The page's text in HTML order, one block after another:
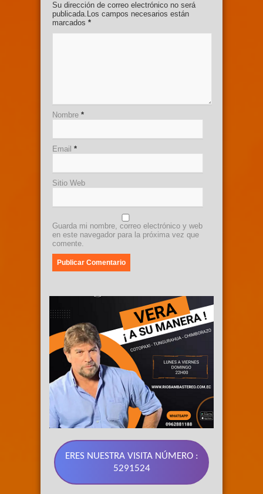
Su dirección de correo electrónico no será
publicada.Los campos necesarios están
marcados *
Nombre *
Email *
Sitio Web
Guarda mi nombre, correo electrónico y web
en este navegador para la próxima vez que
comente.
ERES NUESTRA VISITA NÚMERO :
5291524